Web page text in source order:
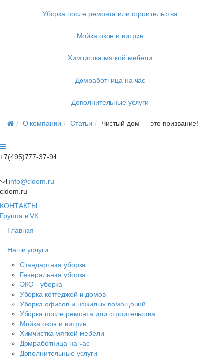
Уборка после ремонта или строительства
Мойка окон и витрин
Химчистка мягкой мебели
Домработница на час
Дополнительные услуги
О компании Статьи Чистый дом — это призвание!
+7(495)777-37-94
info@cldom.ru
cldom.ru
КОНТАКТЫ
Группа в VK
Главная
Наши услуги
Стандартная уборка
Генеральная уборка
ЭКО - уборка
Уборка коттеджей и домов
Уборка офисов и нежилых помещений
Уборка после ремонта или строительства
Мойка окон и витрин
Химчистка мягкой мебели
Домработница на час
Дополнительные услуги